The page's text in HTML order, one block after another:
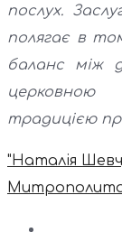
послух.
полягає в
баланс між
традицією
"Наталія